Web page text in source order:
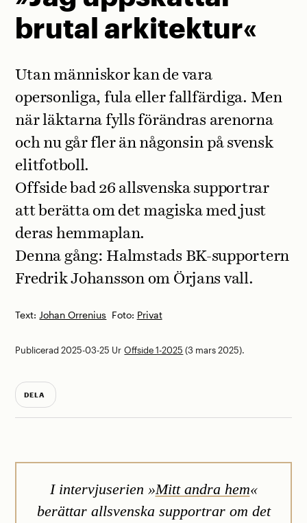
brutal arkitektur«
Text: Johan Orrenius Foto: Privat
Utan människor kan de vara
opersonliga, fula eller fallfärdiga. Men
när läktarna fylls förändras arenorna
och nu går fler än någonsin på svensk
elitfotboll.
Offside bad 26 allsvenska supportrar
att berätta om det magiska med just
deras hemmaplan.
Denna gång: Halmstads BK-supportern
Fredrik Johansson om Örjans vall.
Publicerad 2025-03-25 UrOffside 1-2025 (3 mars 2025).
DELA
I intervjuserien »Mitt andra hem«
berättar allsvenska supportrar om det